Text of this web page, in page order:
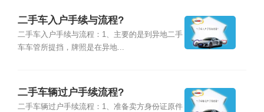
二手车入户手续与流程?
二手车入户手续与流程：1、主要的是到异地二手
车车管所提挡，牌照是在异地...
二手车辆过户手续流程?
二手车辆过户手续流程：1、准备卖方身份证原件